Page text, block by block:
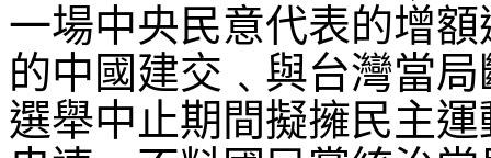
一場中央民意代表的增
的中國建交﹑與台灣當
選舉中止期間擬擁民主